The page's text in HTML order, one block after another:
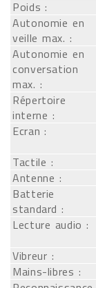
Poids :
Autonomie en
veille max. :
Autonomie en
conversation
max. :
Répertoire
interne :
Ecran :
Tactile :
Antenne :
Batterie
standard :
Lecture audio :
Vibreur :
Mains-libres :